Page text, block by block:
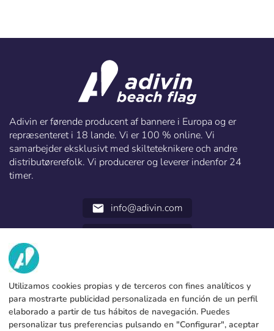
Adivin er førende producent af bannere i Europa og er
repræsenteret i 18 lande. Vi er 100 % online. Vi
samarbejder eksklusivt med skilteteknikere och andre
distributørerefolk. Vi producerer og leverer indenfor 24
timer.
email info@adivin.com
VI HAR?
Fabrik
Kontakt
TJENESTER
Betalingsformer
JURIDISKE DATA
Utilizamos cookies propias y de terceros con fines analíticos y
para mostrarte publicidad personalizada en función de un perfil
elaborado a partir de tus hábitos de navegación. Puedes
personalizar tus preferencias pulsando en "Configurar", aceptar